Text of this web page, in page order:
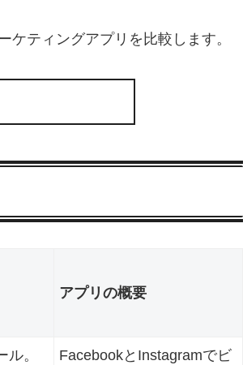
ティングアプリを比較します。
アプリの概要
。
FacebookとInstagramでビ